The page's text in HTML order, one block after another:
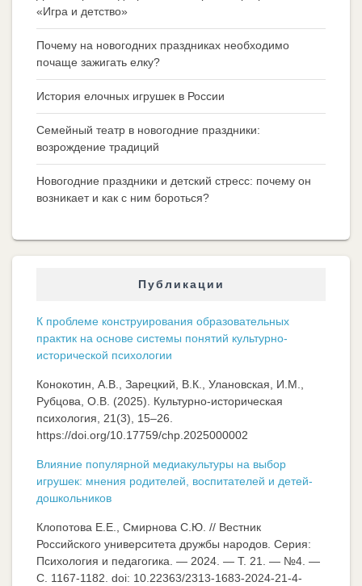
«Игра и детство»
Почему на новогодних праздниках необходимо
почаще зажигать елку?
История елочных игрушек в России
Семейный театр в новогодние праздники:
возрождение традиций
Новогодние праздники и детский стресс: почему он
возникает и как с ним бороться?
Публикации
К проблеме конструирования образовательных
практик на основе системы понятий культурно-
исторической психологии
Конокотин, А.В., Зарецкий, В.К., Улановская, И.М.,
Рубцова, О.В. (2025). Культурно-историческая
психология, 21(3), 15–26.
https://doi.org/10.17759/chp.2025000002
Влияние популярной медиакультуры на выбор
игрушек: мнения родителей, воспитателей и детей-
дошкольников
Клопотова Е.Е., Смирнова С.Ю. // Вестник
Российского университета дружбы народов. Серия:
Психология и педагогика. — 2024. — Т. 21. — №4. —
C. 1167-1182. doi: 10.22363/2313-1683-2024-21-4-